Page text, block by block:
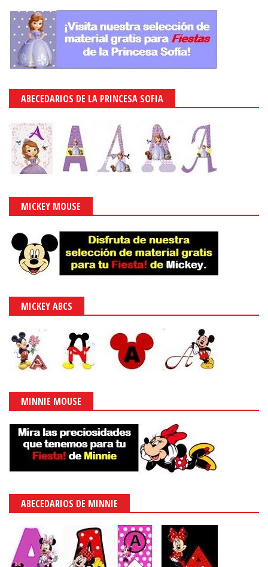
ABECEDARIOS DE LA PRINCESA SOFIA
MICKEY MOUSE
MICKEY ABCS
MINNIE MOUSE
ABECEDARIOS DE MINNIE